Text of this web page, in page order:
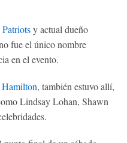
y actual dueño
fue el único nombre
en el evento.
, también estuvo allí,
Lindsay Lohan, Shawn